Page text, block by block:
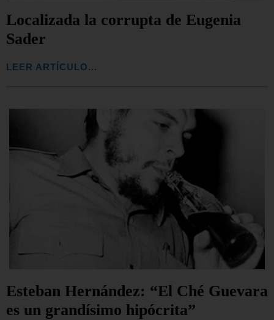
Localizada la corrupta de Eugenia
Sader
LEER ARTÍCULO...
Esteban Hernández: “El Ché Guevara
es un grandísimo hipócrita”